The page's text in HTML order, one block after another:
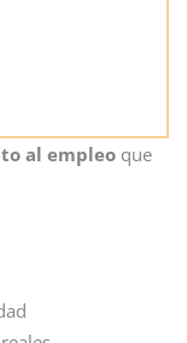
al empleo que